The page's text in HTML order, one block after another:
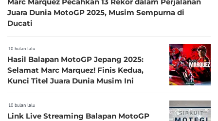
Juara Dunia MotoGP 2025, Musim Sempurna di
Ducati
10 bulan lalu
Hasil Balapan MotoGP Jepang 2025:
Selamat Marc Marquez! Finis Kedua,
Kunci Titel Juara Dunia Musim Ini
10 bulan lalu
Link Live Streaming Balapan MotoGP